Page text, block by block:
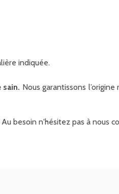
indiquée.
Nous garantissons
besoin n'hésitez pas à nous